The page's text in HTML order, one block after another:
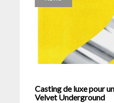
Casting de luxe pour
Velvet Underground